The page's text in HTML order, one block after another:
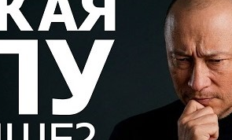
включена в официальный